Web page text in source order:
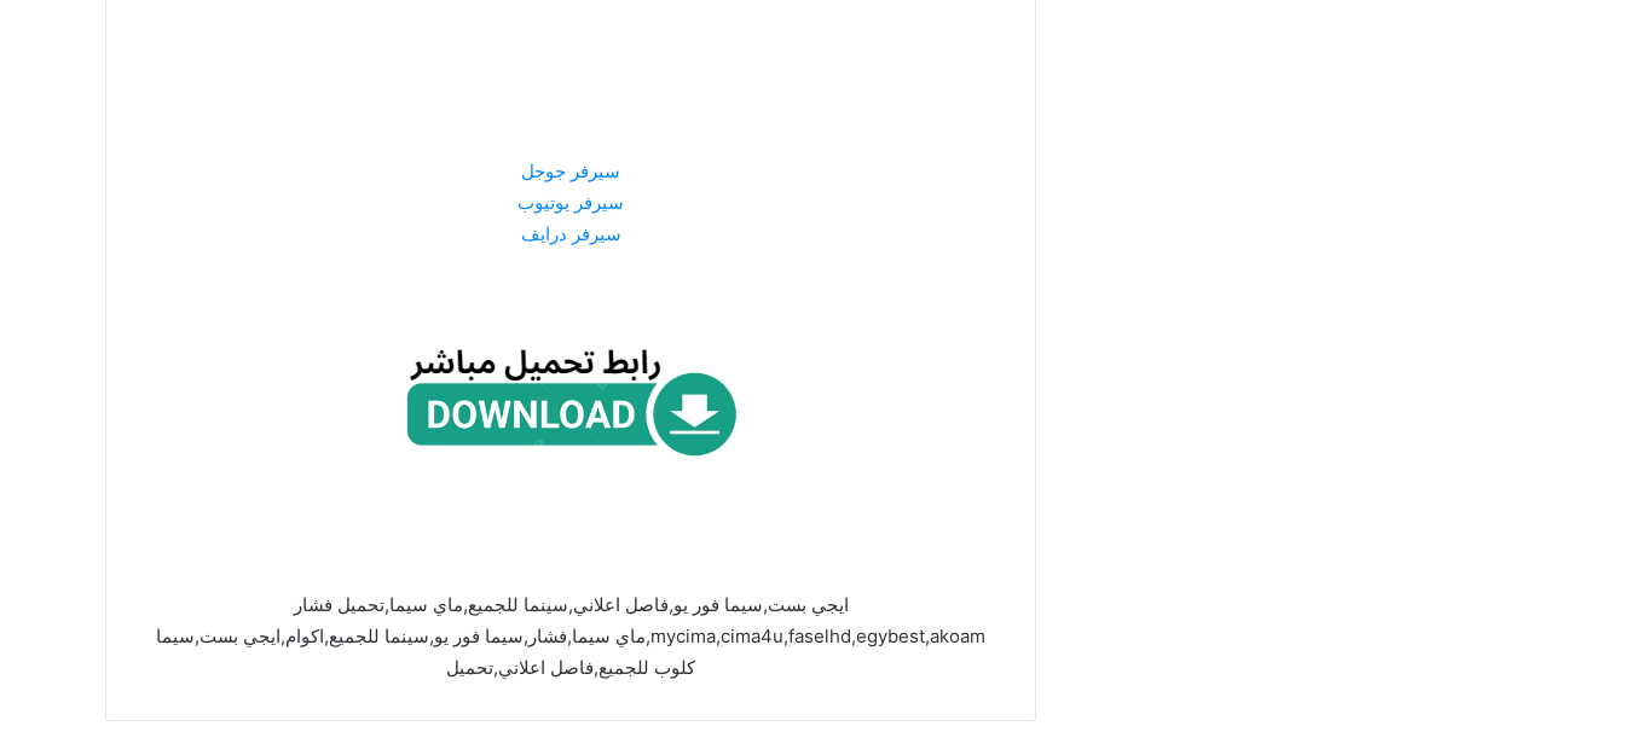
سيرفر جوجل
سيرفر يوتيوب
سيرفر درايف
ايجي بست,سيما فور يو,فاصل اعلاني,سينما للجميع,ماي سيما,تحميل فشار
mycima,cima4u,faselhd,egybest,akoam,ماي سيما,فشار,سيما فور يو,سينما للجميع,اكوام,ايجي بست,سيما
كلوب للجميع,فاصل اعلاني,تحميل